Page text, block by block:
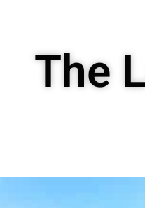
The